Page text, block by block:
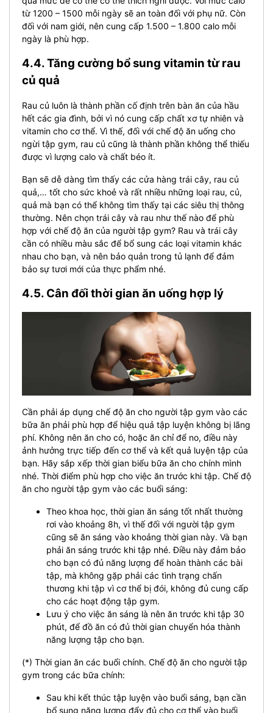
từ 1200 – 1500 mỗi ngày sẽ an toàn đối với phụ nữ. Còn
đối với nam giới, nên cung cấp 1.500 – 1.800 calo mỗi
ngày là phù hợp.
4.4. Tăng cường bổ sung vitamin từ rau
củ quả
Rau củ luôn là thành phần cố định trên bàn ăn của hầu
hết các gia đình, bởi vì nó cung cấp chất xơ tự nhiên và
vitamin cho cơ thể. Vì thế, đối với chế độ ăn uống cho
ngừi tập gym, rau củ cũng là thành phần không thể thiếu
được vì lượng calo và chất béo ít.
Bạn sẽ dễ dàng tìm thấy các cửa hàng trái cây, rau củ
quả,… tốt cho sức khoẻ và rất nhiều những loại rau, củ,
quả mà bạn có thể không tìm thấy tại các siêu thị thông
thường. Nên chọn trái cây và rau như thế nào để phù
hợp với chế độ ăn của người tập gym? Rau và trái cây
cần có nhiều màu sắc để bổ sung các loại vitamin khác
nhau cho bạn, và nên bảo quản trong tủ lạnh để đảm
bảo sự tươi mới của thực phẩm nhé.
4.5. Cân đối thời gian ăn uống hợp lý
Cần phải áp dụng chế độ ăn cho người tập gym vào các
bữa ăn phải phù hợp để hiệu quả tập luyện không bị lãng
phí. Không nên ăn cho có, hoặc ăn chỉ để no, điều này
ảnh hưởng trực tiếp đến cơ thể và kết quả luyện tập của
bạn. Hãy sắp xếp thời gian biểu bữa ăn cho chính mình
nhé. Thời điểm phù hợp cho việc ăn trước khi tập. Chế độ
ăn cho người tập gym vào các buổi sáng:
Theo khoa học, thời gian ăn sáng tốt nhất thường
rơi vào khoảng 8h, vì thế đối với người tập gym
cũng sẽ ăn sáng vào khoảng thời gian này. Và bạn
phải ăn sáng trước khi tập nhé. Điều này đảm bảo
cho bạn có đủ năng lượng để hoàn thành các bài
tập, mà không gặp phải các tình trạng chấn
thương khi tập vì cơ thể bị đói, không đủ cung cấp
cho các hoạt động tập gym.
Lưu ý cho việc ăn sáng là nên ăn trước khi tập 30
phút, để đồ ăn có đủ thời gian chuyển hóa thành
năng lượng tập cho bạn.
(*) Thời gian ăn các buổi chính. Chế độ ăn cho người tập
gym trong các bữa chính:
Sau khi kết thúc tập luyện vào buổi sáng, bạn cần
bổ sung năng lượng đẩy đủ cho cơ thể vào buổi